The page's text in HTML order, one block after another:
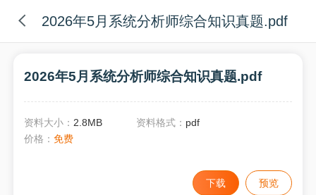
2026年5月系统分析师综合知识真题.pdf
2026年5月系统分析师综合知识真题.pdf
资料大小： 2.8MB 资料格式： pdf
价格：免费
下载 预览